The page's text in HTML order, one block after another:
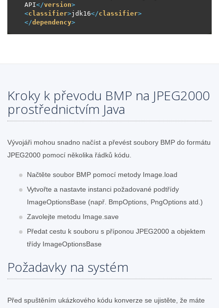
API</version>
<classifier>jdk16</classifier>
</dependency>
Kroky k převodu BMP na JPEG2000
prostřednictvím Java
Vývojáři mohou snadno načíst a převést soubory BMP do formátu
JPEG2000 pomocí několika řádků kódu.
Načtěte soubor BMP pomocí metody Image.load
Vytvořte a nastavte instanci požadované podtřídy
ImageOptionsBase (např. BmpOptions, PngOptions atd.)
Zavolejte metodu Image.save
Předat cestu k souboru s příponou JPEG2000 a objektem
třídy ImageOptionsBase
Požadavky na systém
Před spuštěním ukázkového kódu konverze se ujistěte, že máte